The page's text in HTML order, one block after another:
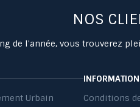
NOS
de l'année, vous trouverez
Urbain
Conditions